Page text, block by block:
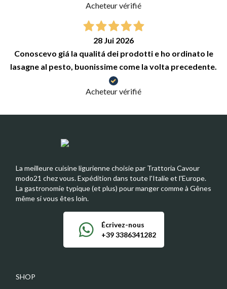
Acheteur vérifié
28 Jui 2026
Conoscevo giá la qualitá dei prodotti e ho ordinato le
lasagne al pesto, buonissime come la volta precedente.
Acheteur vérifié
La meilleure cuisine ligurienne choisie par Trattoria Cavour
modo21 chez vous. Expédition dans toute l'Italie et l'Europe.
La gastronomie typique (et plus) pour manger comme à Gênes
même si vous êtes loin.
Écrivez-nous
+39 3386341282
SHOP